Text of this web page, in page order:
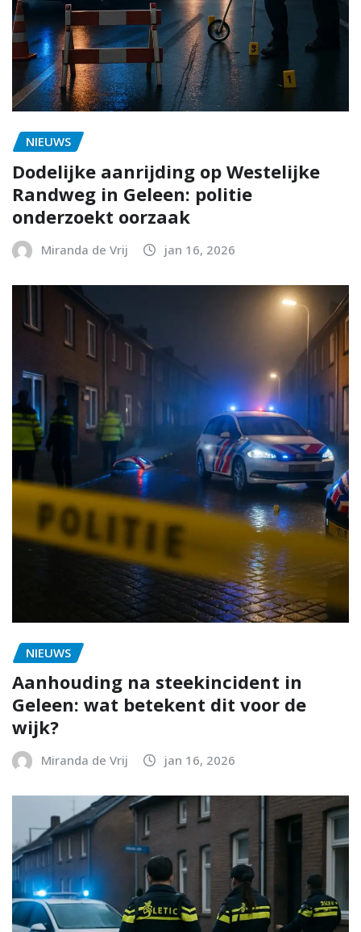
NIEUWS
Dodelijke aanrijding op Westelijke
Randweg in Geleen: politie
onderzoekt oorzaak
Miranda de Vrij jan 16, 2026
NIEUWS
Aanhouding na steekincident in
Geleen: wat betekent dit voor de
wijk?
Miranda de Vrij jan 16, 2026